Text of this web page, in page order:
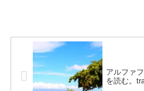
アルファ
を読む。